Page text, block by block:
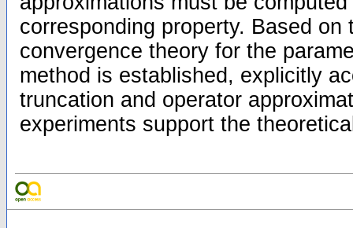
corresponding property. Based on
convergence theory for the
method is established, explicitly
truncation and operator
experiments support the